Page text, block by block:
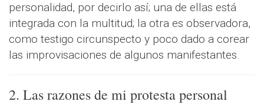
personalidad, por decirlo así; una de ellas está
integrada con la multitud; la otra es observadora,
como testigo circunspecto y poco dado a corear
las improvisaciones de algunos manifestantes.
2. Las razones de mi protesta personal